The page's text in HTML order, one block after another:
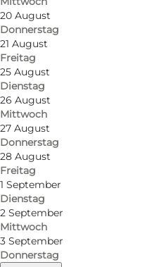
20 August
Donnerstag
21 August
Freitag
25 August
Dienstag
26 August
Mittwoch
27 August
Donnerstag
28 August
Freitag
1 September
Dienstag
2 September
Mittwoch
3 September
Donnerstag
Strandgade 1
1401 København K